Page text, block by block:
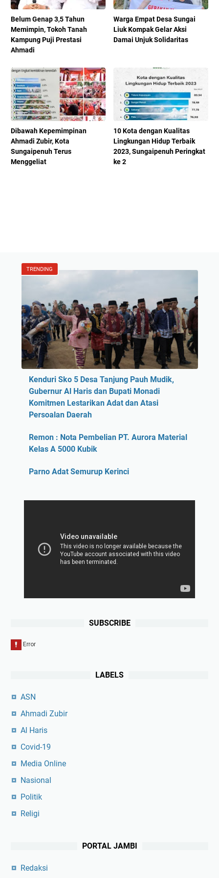
Belum Genap 3,5 Tahun
Memimpin, Tokoh Tanah
Kampung Puji Prestasi
Ahmadi
Warga Empat Desa Sungai
Liuk Kompak Gelar Aksi
Damai Unjuk Solidaritas
Dibawah Kepemimpinan
Ahmadi Zubir, Kota
Sungaipenuh Terus
Menggeliat
10 Kota dengan Kualitas
Lingkungan Hidup Terbaik
2023, Sungaipenuh Peringkat
ke 2
TRENDING
Kenduri Sko 5 Desa Tanjung Pauh Mudik,
Gubernur Al Haris dan Bupati Monadi
Komitmen Lestarikan Adat dan Atasi
Persoalan Daerah
Remon : Nota Pembelian PT. Aurora Material
Kelas A 5000 Kubik
Parno Adat Semurup Kerinci
SUBSCRIBE
LABELS
ASN
Ahmadi Zubir
Al Haris
Covid-19
Media Online
Nasional
Politik
Religi
PORTAL JAMBI
Redaksi